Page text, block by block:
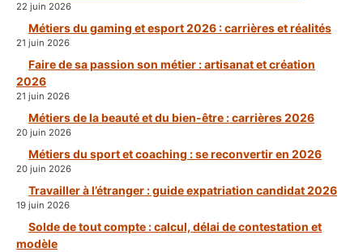
22 juin 2026
Métiers du gaming et esport 2026 : carrières et réalités
21 juin 2026
Faire de sa passion son métier : artisanat et création
2026
21 juin 2026
Métiers de la beauté et du bien-être : carrières 2026
20 juin 2026
Métiers du sport et coaching : se reconvertir en 2026
20 juin 2026
Travailler à l’étranger : guide expatriation candidat 2026
19 juin 2026
Solde de tout compte : calcul, délai de contestation et
modèle